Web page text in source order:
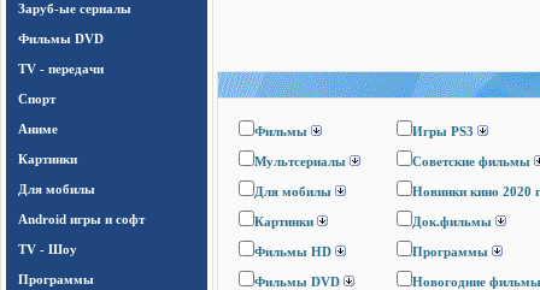
Заруб-ые сериалы
Фильмы DVD
TV - передачи
Спорт
Аниме
Картинки
Для мобилы
Android игры и софт
TV - Шоу
Программы
Фильмы Игры PS3
Мультсериалы Cоветские фильмы
Для мобилы Новинки кино 2020
Картинки Док.фильмы
Фильмы HD Программы
Фильмы DVD Новогодние фильмы